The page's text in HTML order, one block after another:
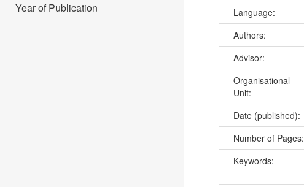
Year of Publication
Language:
Authors:
Advisor:
Organisational
Unit:
Date (published):
Number of Pages:
Keywords: